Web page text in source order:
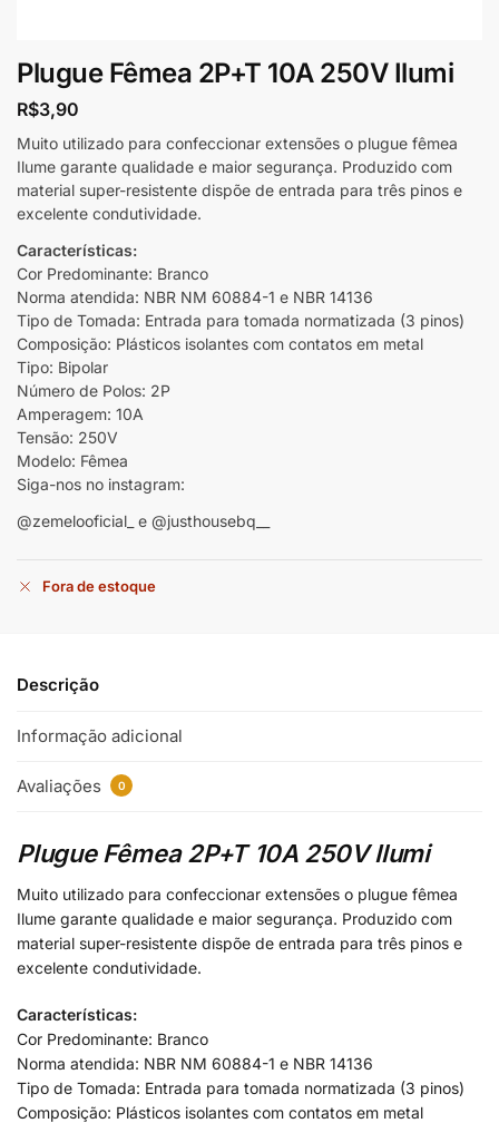
Plugue Fêmea 2P+T 10A 250V Ilumi
R$3,90
Muito utilizado para confeccionar extensões o plugue fêmea
Ilume garante qualidade e maior segurança. Produzido com
material super-resistente dispõe de entrada para três pinos e
excelente condutividade.
Características:
Cor Predominante: Branco
Norma atendida: NBR NM 60884-1 e NBR 14136
Tipo de Tomada: Entrada para tomada normatizada (3 pinos)
Composição: Plásticos isolantes com contatos em metal
Tipo: Bipolar
Número de Polos: 2P
Amperagem: 10A
Tensão: 250V
Modelo: Fêmea
Siga-nos no instagram:
@zemelooficial_ e @justhousebq__
Fora de estoque
Descrição
Informação adicional
Avaliações 0
Plugue Fêmea 2P+T 10A 250V Ilumi
Muito utilizado para confeccionar extensões o plugue fêmea
Ilume garante qualidade e maior segurança. Produzido com
material super-resistente dispõe de entrada para três pinos e
excelente condutividade.
Características:
Cor Predominante: Branco
Norma atendida: NBR NM 60884-1 e NBR 14136
Tipo de Tomada: Entrada para tomada normatizada (3 pinos)
Composição: Plásticos isolantes com contatos em metal